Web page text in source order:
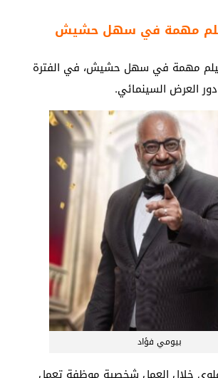
مهمة في سهل حشيش
مهمة في سهل حشيش، في الفترة
العرض السينمائي.
بيومي فؤاد